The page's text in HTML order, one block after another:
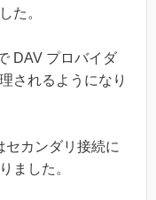
た。
DAV プロバイダ
されるようになり
セカンダリ接続に
ました。